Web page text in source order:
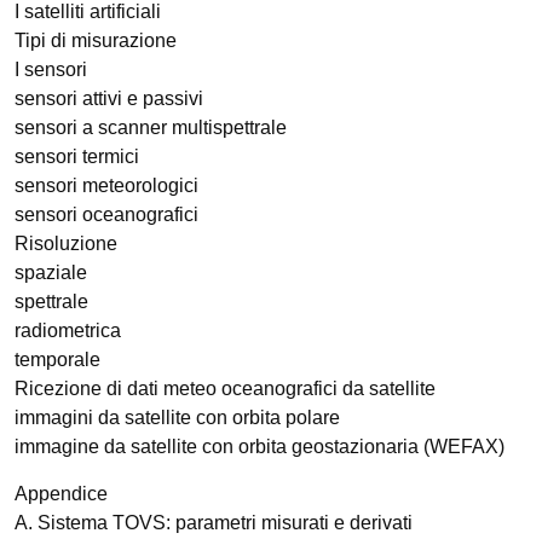
I satelliti artificiali
Tipi di misurazione
I sensori
sensori attivi e passivi
sensori a scanner multispettrale
sensori termici
sensori meteorologici
sensori oceanografici
Risoluzione
spaziale
spettrale
radiometrica
temporale
Ricezione di dati meteo oceanografici da satellite
immagini da satellite con orbita polare
immagine da satellite con orbita geostazionaria (WEFAX)
Appendice
A. Sistema TOVS: parametri misurati e derivati